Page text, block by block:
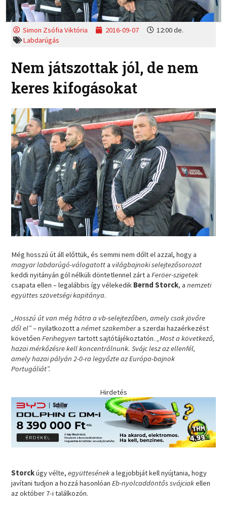
Simon Zsófia Viktória 2016-09-07
12:00 de.
Labdarúgás
Nem játszottak jól, de nem
keres kifogásokat
Még hosszú út áll előttük, és semmi nem dőlt el azzal, hogy a
magyar labdarúgó-válogatotta világbajnoki selejtezősorozat
keddi nyitányán gól nélküli döntetlennel zárt aFeröer-szigetek
csapata ellen – legalábbis így vélekedik Bernd Storck, anemzeti
együttes szövetségi kapitánya.
„Hosszú út van még hátra a vb-selejtezőben, amely csak jövőre
dől el”– nyilatkozott anémet szakembera szerdai hazaérkezést
követőenFerihegyen tartott sajtótájékoztatón.„Most a következő,
hazai mérkőzésre kell koncentrálnunk. Svájc lesz az ellenfél,
amely hazai pályán 2-0-ra legyőzte az Európa-bajnok
Portugáliát”.
Hirdetés
Storckúgy vélte,együtteséneka legjobbját kell nyújtania, hogy
javítani tudjon a hozzá hasonlóanEb-nyolcaddöntős svájciakellen
az október 7-i találkozón.